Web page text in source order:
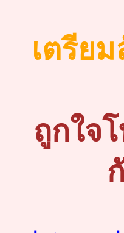
เตรีย
ถูกใจ